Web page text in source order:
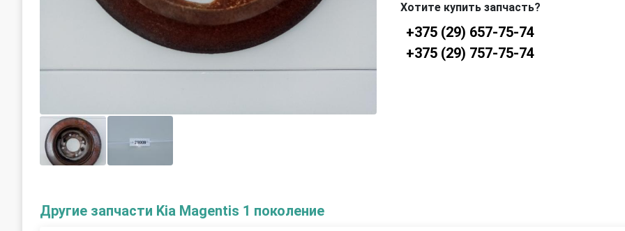
Хотите купить запчасть?
+375 (29) 657-75-74
+375 (29) 757-75-74
Другие запчасти Kia Magentis 1 поколение